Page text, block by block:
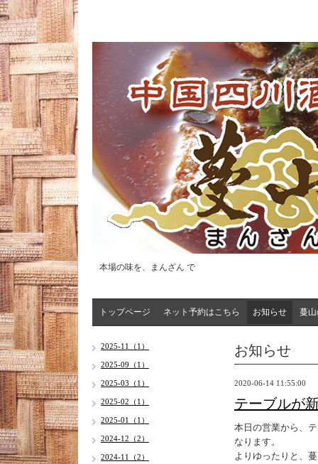
本場の味を、まんざん で
トップページ ネット予約はこちら お知らせ 蔓
お知らせ
2020-06-14 11:55:00
テーブルが
本日の営業から、
なります。
よりゆったりと、
2025-11（1）
2025-09（1）
2025-03（1）
2025-02（1）
2025-01（1）
2024-12（2）
2024-11（2）